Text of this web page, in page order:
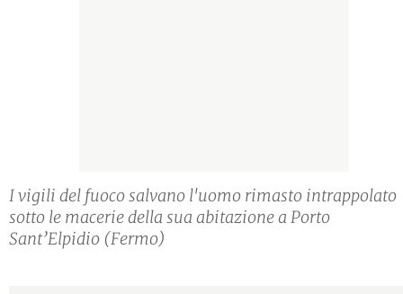
I vigili del fuoco salvano l'uomo rimasto intrappolato
sotto le macerie della sua abitazione a Porto
Sant’Elpidio (Fermo)